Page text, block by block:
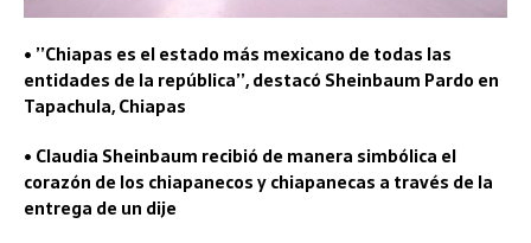
• ’’Chiapas es el estado más mexicano de todas las
entidades de la república’’, destacó Sheinbaum Pardo en
Tapachula, Chiapas
• Claudia Sheinbaum recibió de manera simbólica el
corazón de los chiapanecos y chiapanecas a través de la
entrega de un dije